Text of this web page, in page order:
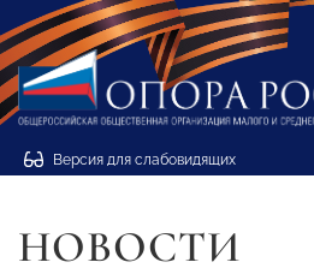
Версия для слабовидящих
НОВОСТИ